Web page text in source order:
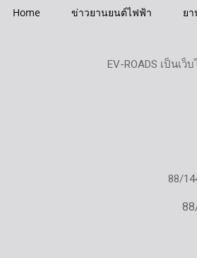
Home ข่าวยานยนต์ไฟฟ้า ย
EV-ROADS เป็นเ
88/